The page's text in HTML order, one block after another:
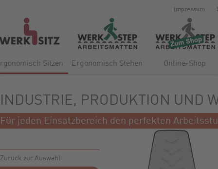
Impressum
Sitzen Ergonomisch Stehen Online-Shop
INDUSTRIE, PRODUKTION UND
Für jeden Einsatzbereich den perfekten
Zurück zur Auswahl